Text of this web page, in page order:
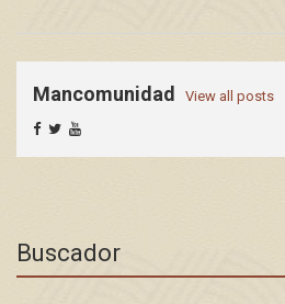
Mancomunidad View all posts
Buscador